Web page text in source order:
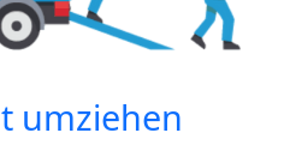
umziehen